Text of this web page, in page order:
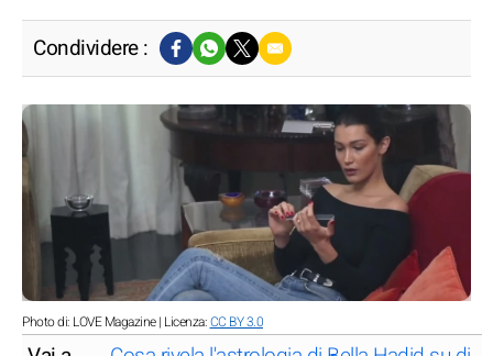
Condividere :
Photo di: LOVE Magazine | Licenza:CC BY 3.0